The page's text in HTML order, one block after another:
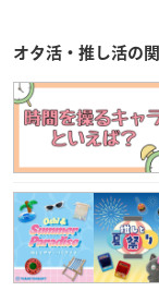
オタ活・推し活の